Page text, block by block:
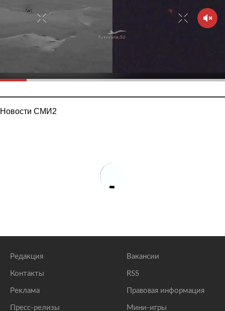
Новости СМИ2
Редакция
Контакты
Реклама
Пресс-релизы
Вакансии
RSS
Правовая информация
Мини-игры